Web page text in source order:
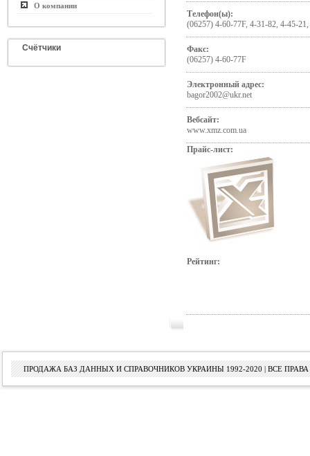
О компании
Счётчики
Телефон(ы):
(06257) 4-60-77F, 4-31-82, 4-45-
Факс:
(06257) 4-60-77F
Электронный адрес:
bagor2002@ukr.net
Вебсайт:
www.xmz.com.ua
Прайс-лист:
Рейтинг:
ПРОДАЖА БАЗ ДАННЫХ И СПРАВОЧНИКОВ УКРАИНЫ 1992-2020 | ВСЕ